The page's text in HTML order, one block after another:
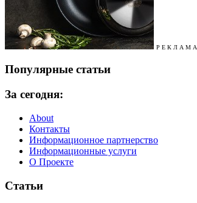
Р Е К Л А М А
Популярные статьи
За сегодня:
About
Контакты
Информационное партнерство
Информационные услуги
О Проекте
Статьи